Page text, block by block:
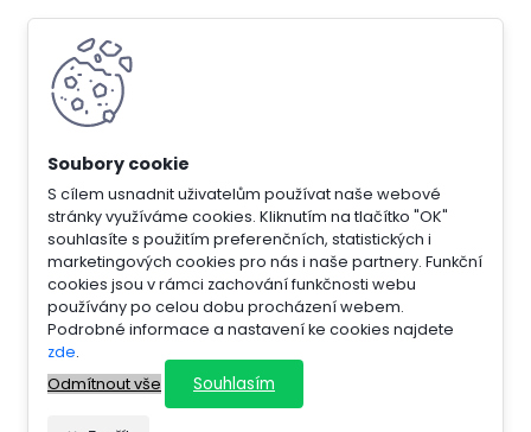
S cílem usnadnit uživatelům používat naše webové
stránky využíváme cookies. Kliknutím na tlačítko "OK"
souhlasíte s použitím preferenčních, statistických i
marketingových cookies pro nás i naše partnery. Funkční
cookies jsou v rámci zachování funkčnosti webu
používány po celou dobu procházení webem.
Podrobné informace a nastavení ke cookies najdete
zde.
Odmítnout vše
Souhlasím